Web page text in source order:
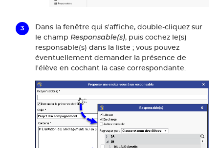
Dans la fenêtre qui s'affiche, double-cliquez sur
le champ Responsable(s), puis cochez le(s)
responsable(s) dans la liste ; vous pouvez
éventuellement demander la présence de
l'élève en cochant la case correspondante.